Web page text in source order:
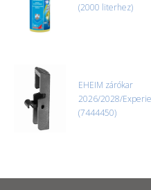
(2000 literhez)
EHEIM zárókar
2026/2028/
(7444450)